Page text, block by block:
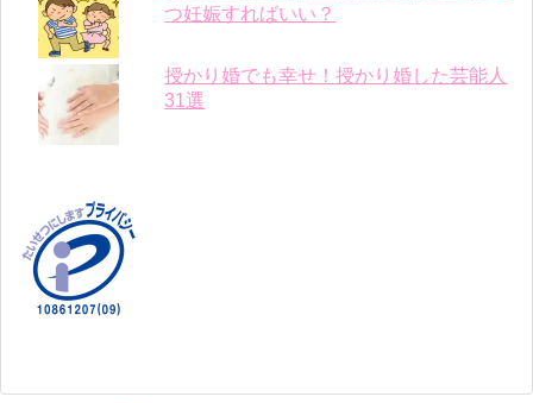
つ妊娠すればいい？
授かり婚でも幸せ！授かり婚した芸能人
31選